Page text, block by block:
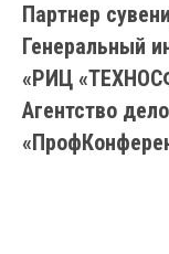
Партнер
Генеральный
«РИЦ
Агентство